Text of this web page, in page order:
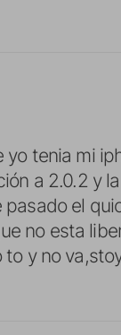
yo tenia mi
a 2.0.2 y
pasado el
no esta
to y no